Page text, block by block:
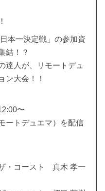
本一決定戦」の参加資
結！？
達人が、リモートデュ
ン大会！！
〜
ートデュエマ）を配信
・コースト 真木 孝一